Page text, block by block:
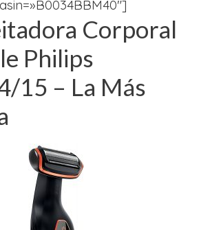
Corporal
Philips
15 – La Más